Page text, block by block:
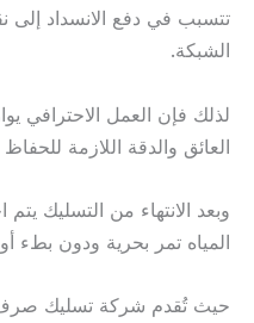
تتسبب في دفع الانسداد إلى
الشبكة.
لذلك فإن العمل الاحترافي
العائق والدقة اللازمة
وبعد الانتهاء من التسليك
المياه تمر بحرية ودون بطء
حيث تُقدم شركة تسليك صرف